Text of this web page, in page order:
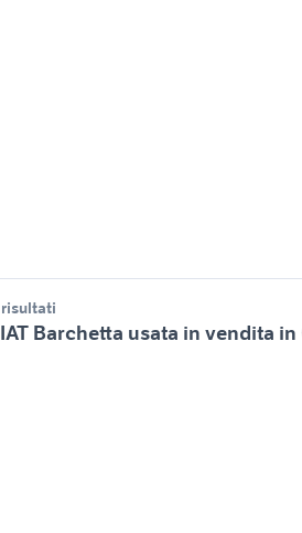
Barchetta usata in vendita in